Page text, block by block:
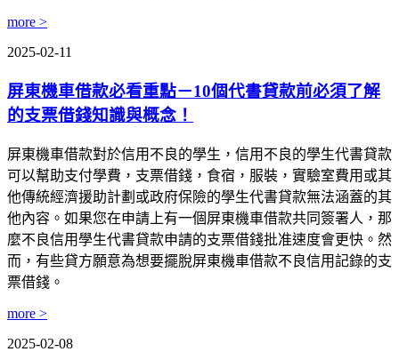
more >
2025-02-11
屏東機車借款必看重點－10個代書貸款前必須了解
的支票借錢知識與概念！
屏東機車借款對於信用不良的學生，信用不良的學生代書貸款
可以幫助支付學費，支票借錢，食宿，服裝，實驗室費用或其
他傳統經濟援助計劃或政府保險的學生代書貸款無法涵蓋的其
他內容。如果您在申請上有一個屏東機車借款共同簽署人，那
麼不良信用學生代書貸款申請的支票借錢批准速度會更快。然
而，有些貸方願意為想要擺脫屏東機車借款不良信用記錄的支
票借錢。
more >
2025-02-08